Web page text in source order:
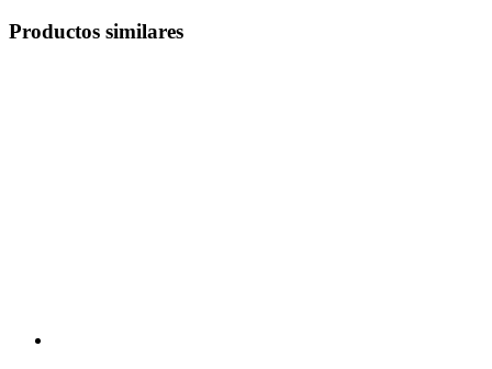
Productos similares